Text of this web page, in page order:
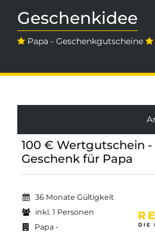
Geschenkidee
Papa - Geschenkgutscheine
100 € Wertgutschein -
Geschenk für Papa
36 Monate Gültigkeit
inkl. 1 Personen
Papa -